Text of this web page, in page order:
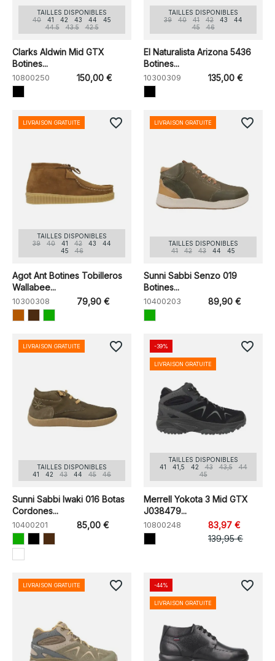
TAILLES DISPONIBLES
40
41 42 43 44
45
44.5
43.5 42.5
Clarks Aldwin Mid GTX
Botines...
10800250 150,00 €
TAILLES DISPONIBLES
39
40 41 42 43
44
45
46
El Naturalista Arizona 5436
Botines...
10300309 135,00 €
TAILLES DISPONIBLES
39
40 41 42 43
44
45
46
Agot Ant Botines Tobilleros
Wallabee...
10300308 79,90 €
LIVRAISON GRATUITE favorite_border
TAILLES DISPONIBLES
41
42 43 44 45
Sunni Sabbi Senzo 019
Botines...
10400203 89,90 €
LIVRAISON GRATUITE favorite_border
TAILLES DISPONIBLES
41
42 43 44 45 46
Sunni Sabbi Iwaki 016 Botas
Cordones...
10400201 85,00 €
LIVRAISON GRATUITE favorite_border
TAILLES DISPONIBLES
41
41,5 42 43 43,5
44
45
Merrell Yokota 3 Mid GTX
J038479...
10800248
83,97 €
139,95 €
-39%
LIVRAISON GRATUITE
favorite_border
LIVRAISON GRATUITE favorite_border -44%
LIVRAISON GRATUITE
favorite_border